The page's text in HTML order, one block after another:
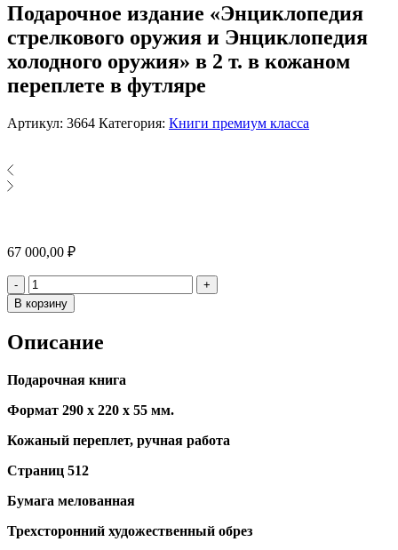
Подарочное издание «Энциклопедия
стрелкового оружия и Энциклопедия
холодного оружия» в 2 т. в кожаном
переплете в футляре
Артикул: 3664 Категория: Книги премиум класса
67 000,00 ₽
- Количество
+
В корзину
Описание
Подарочная книга
Формат 290 х 220 х 55 мм.
Кожаный переплет, ручная работа
Страниц 512
Бумага мелованная
Трехсторонний художественный обрез